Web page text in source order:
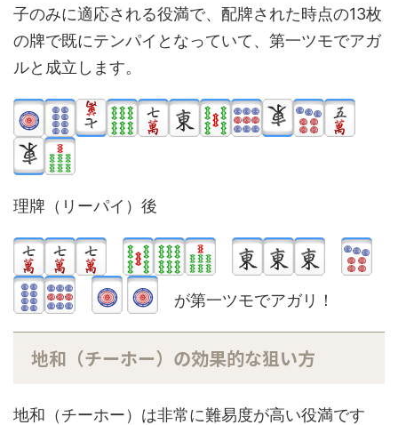
子のみに適応される役満で、配牌された時点の13枚
の牌で既にテンパイとなっていて、第一ツモでアガ
ルと成立します。
理牌（リーパイ）後
が第一ツモでアガリ！
地和（チーホー）の効果的な狙い方
地和（チーホー）は非常に難易度が高い役満です